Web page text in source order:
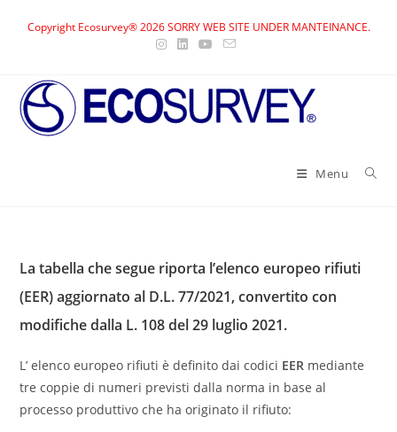
Copyright Ecosurvey® 2026 SORRY WEB SITE UNDER MANTEINANCE.
Menu
La tabella che segue riporta l’elenco europeo rifiuti
(EER) aggiornato al D.L. 77/2021, convertito con
modifiche dalla L. 108 del 29 luglio 2021.
L’ elenco europeo rifiuti è definito dai codici EER mediante
tre coppie di numeri previsti dalla norma in base al
processo produttivo che ha originato il rifiuto: